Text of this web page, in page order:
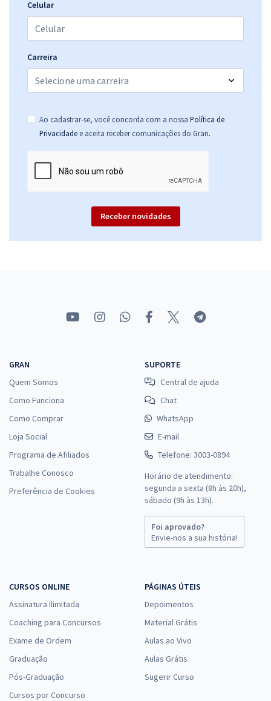
Celular
Carreira
Ao cadastrar-se, você concorda com a nossa Política de
Privacidade e aceita receber comunicações do Gran.
Receber novidades
GRAN
Quem Somos
Como Funciona
Como Comprar
Loja Social
Programa de Afiliados
Trabalhe Conosco
Preferência de Cookies
SUPORTE
Central de ajuda
Chat
WhatsApp
E-mail
Telefone: 3003-0894
Horário de atendimento:
segunda a sexta (8h às 20h),
sábado (9h às 13h).
Foi aprovado?
Envie-nos a sua história!
CURSOS ONLINE
Assinatura Ilimitada
Coaching para Concursos
Exame de Ordem
Graduação
Pós-Graduação
Cursos por Concurso
PÁGINAS ÚTEIS
Depoimentos
Material Grátis
Aulas ao Vivo
Aulas Grátis
Sugerir Curso